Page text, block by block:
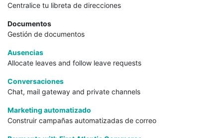
Centralice tu libreta de direcciones
Documentos
Gestión de documentos
Ausencias
Allocate leaves and follow leave requests
Conversaciones
Chat, mail gateway and private channels
Marketing automatizado
Construir campañas automatizadas de correo